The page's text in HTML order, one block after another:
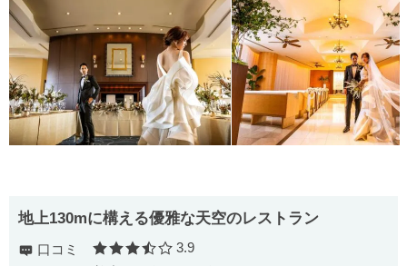
地上130mに構える優雅な天空のレストラン
口コミ 口コミ評価
3.9